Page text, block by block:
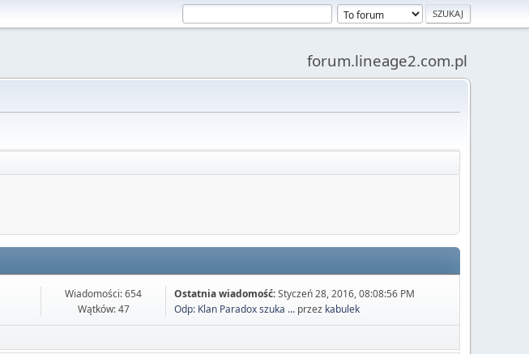
forum.lineage2.com.pl
Wiadomości: 654
Wątków: 47
Ostatnia wiadomość:Styczeń 28, 2016, 08:08:56 PM
Odp: Klan Paradox szuka ... przez kabulek